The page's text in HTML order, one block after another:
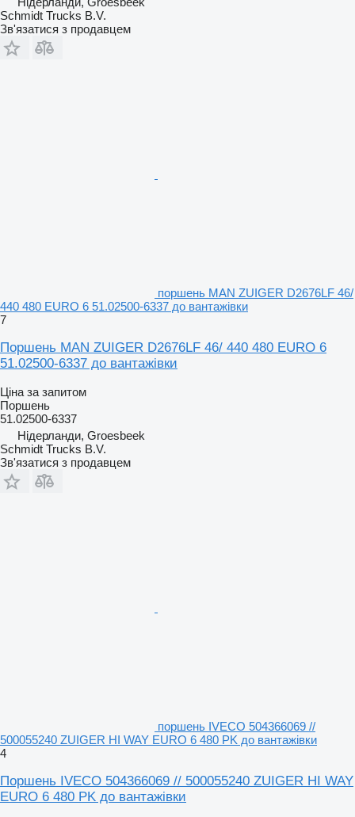
Schmidt Trucks B.V.
Зв'язатися з продавцем
поршень MAN ZUIGER D2676LF 46/
440 480 EURO 6 51.02500-6337 до вантажівки
7
Поршень MAN ZUIGER D2676LF 46/ 440 480 EURO 6
51.02500-6337 до вантажівки
Ціна за запитом
Поршень
51.02500-6337
Нідерланди, Groesbeek
Schmidt Trucks B.V.
Зв'язатися з продавцем
поршень IVECO 504366069 //
500055240 ZUIGER HI WAY EURO 6 480 PK до вантажівки
4
Поршень IVECO 504366069 // 500055240 ZUIGER HI WAY
EURO 6 480 PK до вантажівки